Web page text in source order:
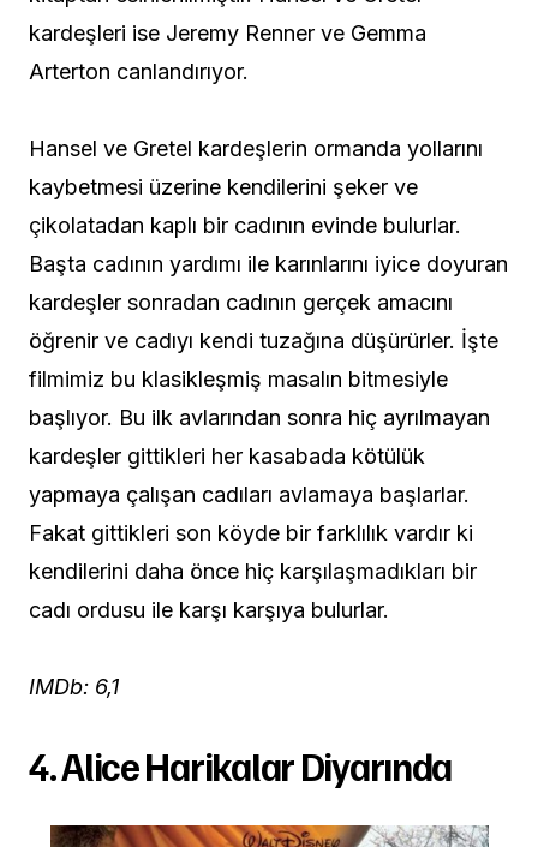
kardeşleri ise Jeremy Renner ve Gemma
Arterton canlandırıyor.
Hansel ve Gretel kardeşlerin ormanda yollarını
kaybetmesi üzerine kendilerini şeker ve
çikolatadan kaplı bir cadının evinde bulurlar.
Başta cadının yardımı ile karınlarını iyice doyuran
kardeşler sonradan cadının gerçek amacını
öğrenir ve cadıyı kendi tuzağına düşürürler. İşte
filmimiz bu klasikleşmiş masalın bitmesiyle
başlıyor. Bu ilk avlarından sonra hiç ayrılmayan
kardeşler gittikleri her kasabada kötülük
yapmaya çalışan cadıları avlamaya başlarlar.
Fakat gittikleri son köyde bir farklılık vardır ki
kendilerini daha önce hiç karşılaşmadıkları bir
cadı ordusu ile karşı karşıya bulurlar.
IMDb: 6,1
4. Alice Harikalar Diyarında